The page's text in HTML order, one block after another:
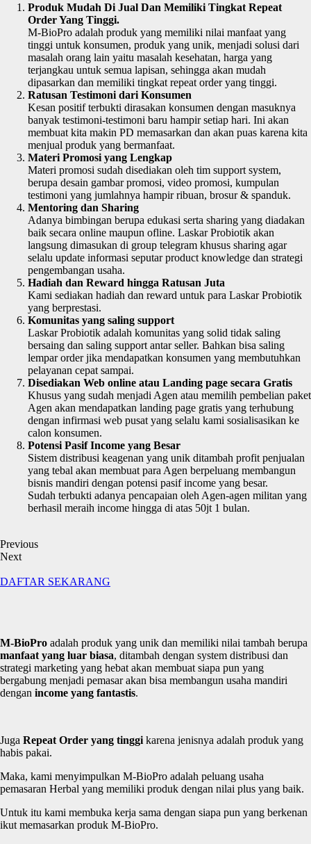
Produk Mudah Di Jual Dan Memiliki Tingkat Repeat
Order Yang Tinggi.
M-BioPro adalah produk yang memiliki nilai manfaat yang
tinggi untuk konsumen, produk yang unik, menjadi solusi dari
masalah orang lain yaitu masalah kesehatan, harga yang
terjangkau untuk semua lapisan, sehingga akan mudah
dipasarkan dan memiliki tingkat repeat order yang tinggi.
Ratusan Testimoni dari Konsumen
Kesan positif terbukti dirasakan konsumen dengan masuknya
banyak testimoni-testimoni baru hampir setiap hari. Ini akan
membuat kita makin PD memasarkan dan akan puas karena kita
menjual produk yang bermanfaat.
Materi Promosi yang Lengkap
Materi promosi sudah disediakan oleh tim support system,
berupa desain gambar promosi, video promosi, kumpulan
testimoni yang jumlahnya hampir ribuan, brosur & spanduk.
Mentoring dan Sharing
Adanya bimbingan berupa edukasi serta sharing yang diadakan
baik secara online maupun ofline. Laskar Probiotik akan
langsung dimasukan di group telegram khusus sharing agar
selalu update informasi seputar product knowledge dan strategi
pengembangan usaha.
Hadiah dan Reward hingga Ratusan Juta
Kami sediakan hadiah dan reward untuk para Laskar Probiotik
yang berprestasi.
Komunitas yang saling support
Laskar Probiotik adalah komunitas yang solid tidak saling
bersaing dan saling support antar seller. Bahkan bisa saling
lempar order jika mendapatkan konsumen yang membutuhkan
pelayanan cepat sampai.
Disediakan Web online atau Landing page secara Gratis
Khusus yang sudah menjadi Agen atau memilih pembelian paket
Agen akan mendapatkan landing page gratis yang terhubung
dengan infirmasi web pusat yang selalu kami sosialisasikan ke
calon konsumen.
Potensi Pasif Income yang Besar
Sistem distribusi keagenan yang unik ditambah profit penjualan
yang tebal akan membuat para Agen berpeluang membangun
bisnis mandiri dengan potensi pasif income yang besar.
Sudah terbukti adanya pencapaian oleh Agen-agen militan yang
berhasil meraih income hingga di atas 50jt 1 bulan.
Previous
Next
DAFTAR SEKARANG
M-BioPro adalah produk yang unik dan memiliki nilai tambah berupa
manfaat yang luar biasa, ditambah dengan system distribusi dan
strategi marketing yang hebat akan membuat siapa pun yang
bergabung menjadi pemasar akan bisa membangun usaha mandiri
dengan income yang fantastis.
Juga Repeat Order yang tinggi karena jenisnya adalah produk yang
habis pakai.
Maka, kami menyimpulkan M-BioPro adalah peluang usaha
pemasaran Herbal yang memiliki produk dengan nilai plus yang baik.
Untuk itu kami membuka kerja sama dengan siapa pun yang berkenan
ikut memasarkan produk M-BioPro.